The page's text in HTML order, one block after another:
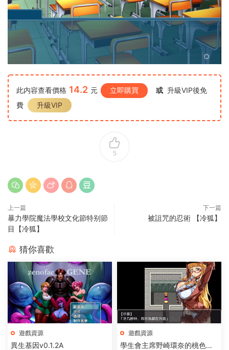
此内容查看價格 14.2 元 立即購買 或 升級VIP後免
費
升級VIP
5
上一篇
暴力學院魔法學校文化節特别節
目【冷狐】
下一篇
被詛咒的忍術 【冷狐】
猜你喜歡
遊戲資源
異生基因v0.1.2A
遊戲資源
學生會主席野崎環奈的桃色煩